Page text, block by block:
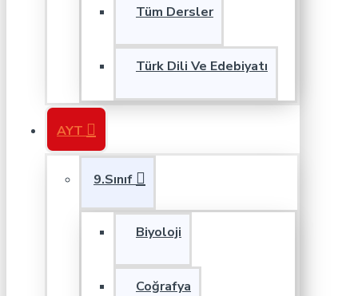
Tüm Dersler
Türk Dili Ve Edebiyatı
AYT
9.Sınıf
Biyoloji
Coğrafya